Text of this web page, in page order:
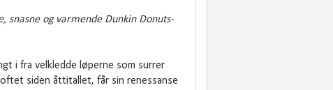
snasne og varmende Dunkin Donuts-
i fra velkledde løperne som surrer
siden åttitallet, får sin renessanse